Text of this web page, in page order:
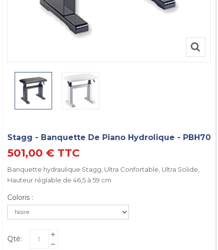
Stagg - Banquette De Piano Hydrolique - PBH70
501,00 € TTC
Banquette hydraulique Stagg, Ultra Confortable, Ultra Solide,
Hauteur réglable de 46,5 à 59 cm
Coloris :
Qté: